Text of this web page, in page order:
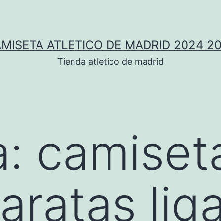
ATLETICO DE MADRID 2024
Tienda atletico de madrid